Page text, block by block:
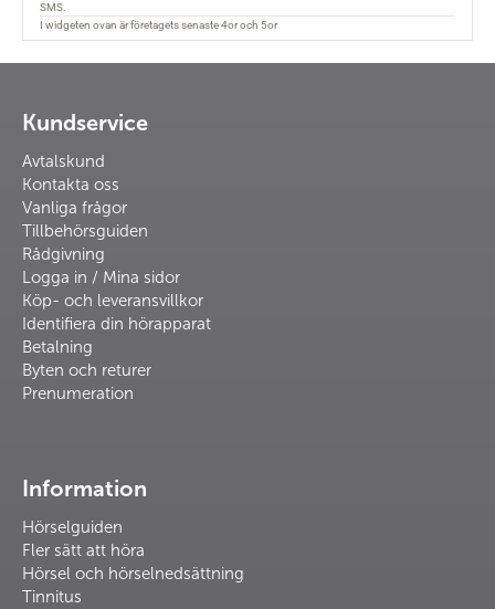
Kundservice
Avtalskund
Kontakta oss
Vanliga frågor
Tillbehörsguiden
Rådgivning
Logga in / Mina sidor
Köp- och leveransvillkor
Identifiera din hörapparat
Betalning
Byten och returer
Prenumeration
Information
Hörselguiden
Fler sätt att höra
Hörsel och hörselnedsättning
Tinnitus